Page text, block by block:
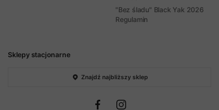
Sklepy stacjonarne
Znajdź najbliższy sklep
"Bez śladu" Black Yak 2026
Regulamin